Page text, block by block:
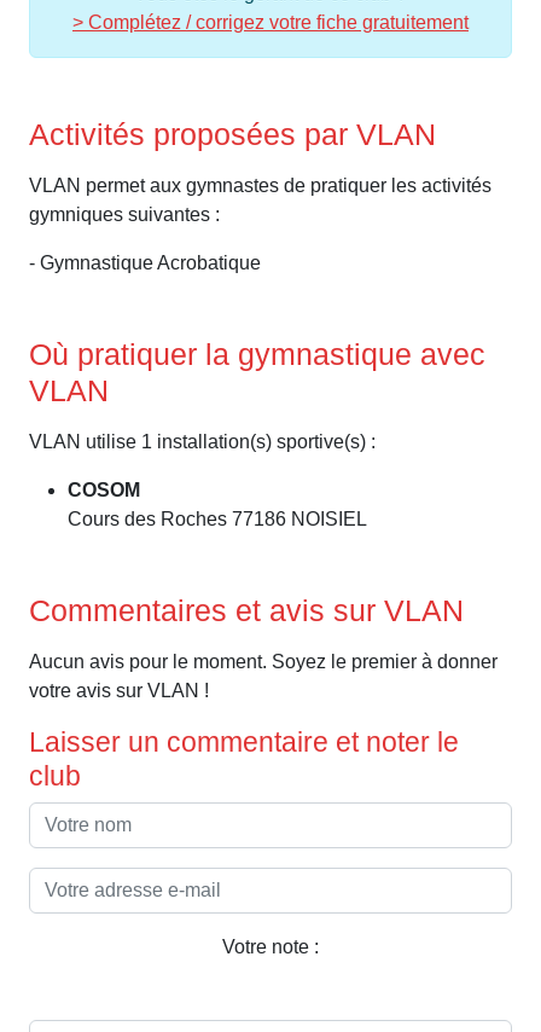
> Complétez / corrigez votre fiche gratuitement
Activités proposées par VLAN
VLAN permet aux gymnastes de pratiquer les activités
gymniques suivantes :
- Gymnastique Acrobatique
Où pratiquer la gymnastique avec
VLAN
VLAN utilise 1 installation(s) sportive(s) :
COSOM
Cours des Roches 77186 NOISIEL
Commentaires et avis sur VLAN
Aucun avis pour le moment. Soyez le premier à donner
votre avis sur VLAN !
Laisser un commentaire et noter le
club
Votre note :